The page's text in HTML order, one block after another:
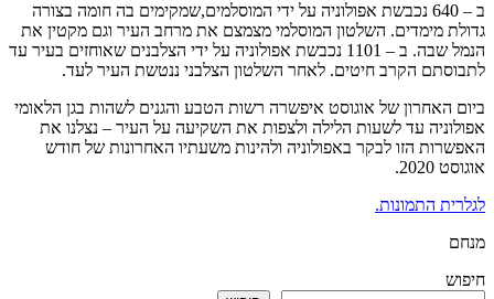
ב – 640 נכבשת אפולוניה על ידי המוסלמים,שמקימים בה חומה בצורה
גדולת מימדים. השלטון המוסלמי מצמצם את מרחב העיר וגם מקטין את
הנמל שבה. ב – 1101 נכבשת אפולוניה על ידי הצלבנים שאוחזים בעיר עד
לתבוסתם הקרב חיטים. לאחר השלטון הצלבני ננטשת העיר לעד.
ביום האחרון של אוגוסט איפשרה רשות הטבע והגנים לשהות בגן הלאומי
אפולוניה עד לשעות הלילה ולצפות את השקיעה על העיר – נצלנו את
האפשרות הזו לבקר באפולוניה ולהינות משעתיו האחרונות של חודש
אוגוסט 2020.
לגלרית התמונות.
מנחם
חיפוש